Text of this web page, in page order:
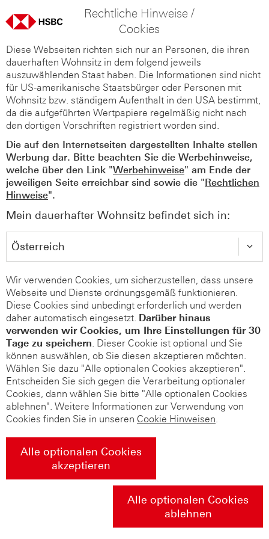
Rechtliche Hinweise /
Cookies
Diese Webseiten richten sich nur an Personen, die ihren
dauerhaften Wohnsitz in dem folgend jeweils
auszuwählenden Staat haben. Die Informationen sind nicht
für US-amerikanische Staatsbürger oder Personen mit
Wohnsitz bzw. ständigem Aufenthalt in den USA bestimmt,
da die aufgeführten Wertpapiere regelmäßig nicht nach
den dortigen Vorschriften registriert worden sind.
Die auf den Internetseiten dargestellten Inhalte stellen
Werbung dar. Bitte beachten Sie die Werbehinweise,
welche über den Link "Werbehinweise" am Ende der
jeweiligen Seite erreichbar sind sowie die "Rechtlichen
Hinweise".
Mein dauerhafter Wohnsitz befindet sich in:
Wir verwenden Cookies, um sicherzustellen, dass unsere
Webseite und Dienste ordnungsgemäß funktionieren.
Diese Cookies sind unbedingt erforderlich und werden
daher automatisch eingesetzt. Darüber hinaus
verwenden wir Cookies, um Ihre Einstellungen für 30
Tage zu speichern. Dieser Cookie ist optional und Sie
können auswählen, ob Sie diesen akzeptieren möchten.
Wählen Sie dazu "Alle optionalen Cookies akzeptieren".
Entscheiden Sie sich gegen die Verarbeitung optionaler
Cookies, dann wählen Sie bitte "Alle optionalen Cookies
ablehnen". Weitere Informationen zur Verwendung von
Cookies finden Sie in unseren Cookie Hinweisen.
Alle optionalen Cookies
akzeptieren
Alle optionalen Cookies
ablehnen